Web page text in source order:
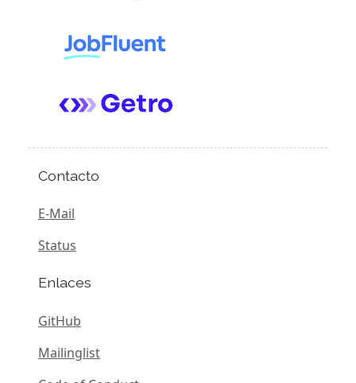
Contacto
E-Mail
Status
Enlaces
GitHub
Mailinglist